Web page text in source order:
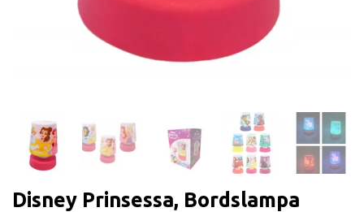
Disney Prinsessa, Bordslampa